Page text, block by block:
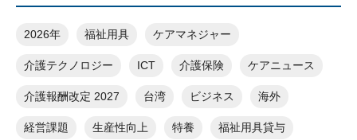
2026年 福祉用具 ケアマネジャー
介護テクノロジー ICT 介護保険 ケアニュース
介護報酬改定 2027 台湾 ビジネス 海外
経営課題 生産性向上 特養 福祉用具貸与